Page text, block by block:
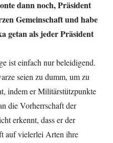
dann noch, Präsident
Gemeinschaft und habe
getan als jeder Präsident
ist einfach nur beleidigend.
seien zu dumm, um zu
indem er Militärstützpunkte
die Vorherrschaft der
erkennt, dass er der
auf vielerlei Arten ihre